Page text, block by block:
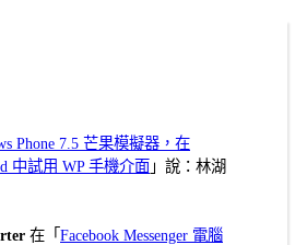
Phone 7.5 芒果模擬器，在
中試用 WP 手機介面 」說：林湖
在「Facebook Messenger 電腦